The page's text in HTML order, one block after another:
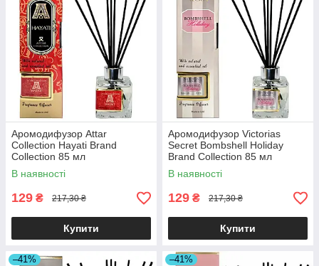
Аромодифузор Attar
Collection Hayati Brand
Collection 85 мл
В наявності
129 ₴ 217,30 ₴
Купити
Аромодифузор Victorias
Secret Bombshell Holiday
Brand Collection 85 мл
В наявності
129 ₴ 217,30 ₴
Купити
–41% –41%